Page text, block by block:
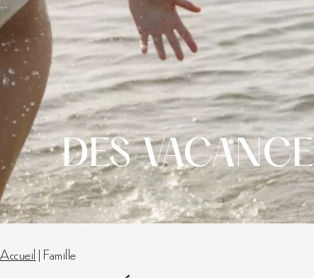
DES
Accueil | Famille